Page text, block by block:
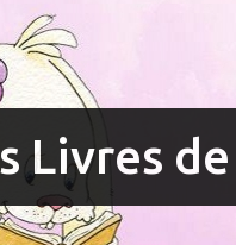
Livres